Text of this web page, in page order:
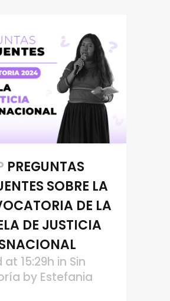
PREGUNTAS
SOBRE LA
DE LA
DE JUSTICIA
at 15:29h in Sin
by Estefania